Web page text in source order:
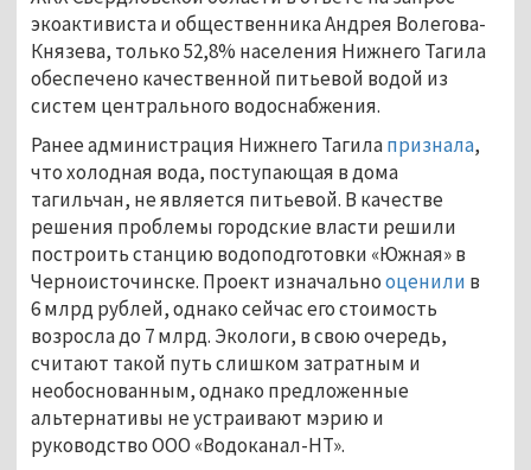
экоактивиста и общественника Андрея Волегова-
Князева, только 52,8% населения Нижнего Тагила
обеспечено качественной питьевой водой из
систем центрального водоснабжения.
Ранее администрация Нижнего Тагилапризнала,
что холодная вода, поступающая в дома
тагильчан, не является питьевой. В качестве
решения проблемы городские власти решили
построить станцию водоподготовки «Южная» в
Черноисточинске. Проект изначальнооценили в
6 млрд рублей, однако сейчас его стоимость
возросла до 7 млрд. Экологи, в свою очередь,
считают такой путь слишком затратным и
необоснованным, однако предложенные
альтернативы не устраивают мэрию и
руководство ООО «Водоканал-НТ».